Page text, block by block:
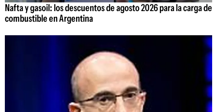
Nafta y gasoil: los descuentos de agosto 2026 para la carga de
combustible en Argentina